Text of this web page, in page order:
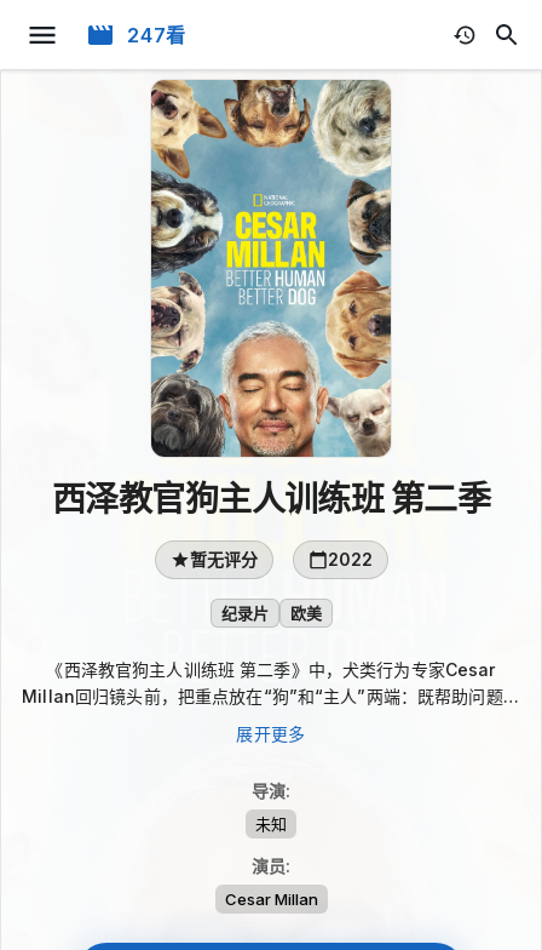
247看
西泽教官狗主人训练班 第二季
暂无评分 2022
纪录片 欧美
《西泽教官狗主人训练班 第二季》中，犬类行为专家Cesar
Millan回归镜头前，把重点放在“狗”和“主人”两端：既帮助问题犬
重建行为，也训练宠物家长掌握正确引导方式。面对收容所犬只大
量被领养、养狗家庭增加的现实，他从住家院落到升级后的犬类心
狗表现的影响。
展开更多
导演:
未知
演员:
Cesar Millan